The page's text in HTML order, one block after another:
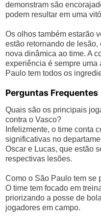
demonstram são
podem resultar em uma
Os olhos também estarão
estão retornando de
nova dinâmica ao time. A
experiência é sempre uma
Paulo tem todos os
Perguntas Frequentes
Quais são os principais
contra o Vasco?
Infelizmente, o time conta
significativas no
Oscar e Lucas, que estão
respectivas lesões.
Como o São Paulo tem se
O time tem focado em
priorizando a posse de
jogadores em campo.